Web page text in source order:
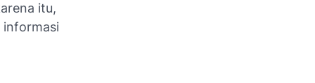
itu,
informasi